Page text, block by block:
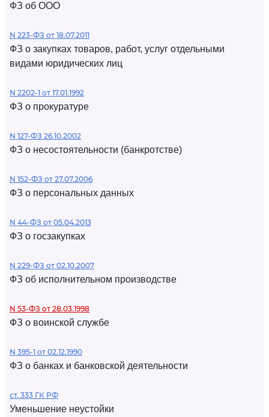
ФЗ об ООО
N 223-ФЗ от 18.07.2011
ФЗ о закупках товаров, работ, услуг отдельными
видами юридических лиц
N 2202-1 от 17.01.1992
ФЗ о прокуратуре
N 127-ФЗ 26.10.2002
ФЗ о несостоятельности (банкротстве)
N 152-ФЗ от 27.07.2006
ФЗ о персональных данных
N 44-ФЗ от 05.04.2013
ФЗ о госзакупках
N 229-ФЗ от 02.10.2007
ФЗ об исполнительном производстве
N 53-ФЗ от 28.03.1998
ФЗ о воинской службе
N 395-1 от 02.12.1990
ФЗ о банках и банковской деятельности
ст. 333 ГК РФ
Уменьшение неустойки